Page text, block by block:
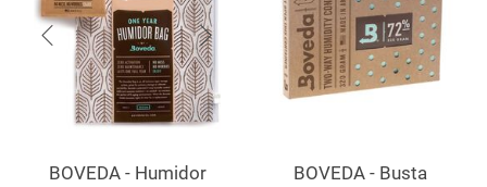
BOVEDA - Humidor
BOVEDA - Busta